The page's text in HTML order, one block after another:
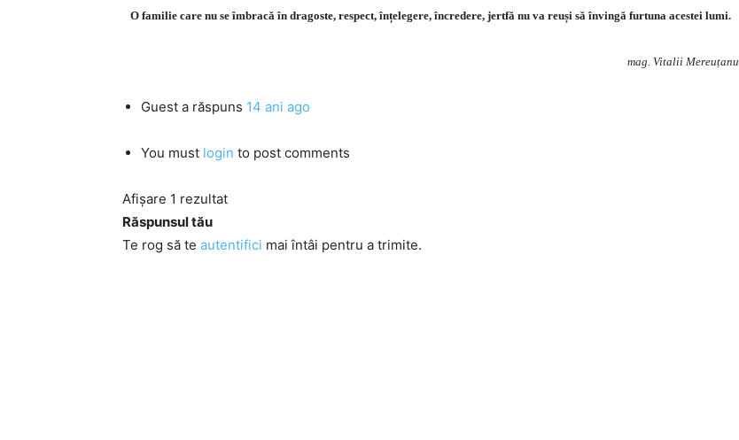
O familie care nu se îmbracă în dragoste, respect, înțelegere, încredere, jertfă nu va reuși să învingă furtuna acestei lumi.
mag. Vitalii Mereuțanu
Guest a răspuns 14 ani ago
You must login to post comments
Afișare 1 rezultat
Răspunsul tău
Te rog să te autentifici mai întâi pentru a trimite.